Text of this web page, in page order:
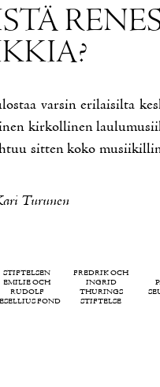
var­sin eri­lai­sil­ta
kir­kol­li­nen
sit­ten ko­ko
Tu­ru­nen
STIFTELSEN
EMILIE OCH
RUDOLF
FOND
FREDRIK OCH
INGRID
THURINGS
STIFTELSE